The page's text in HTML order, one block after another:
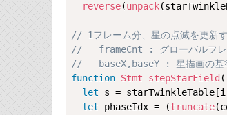
reverse(unpack
// 1フレーム分、星の点滅を更新
//   frameCnt : グローバルフレ
//   baseX,baseY : 星描画の基準
function Stmt stepStarField
let s =
let phaseIdx = (truncate